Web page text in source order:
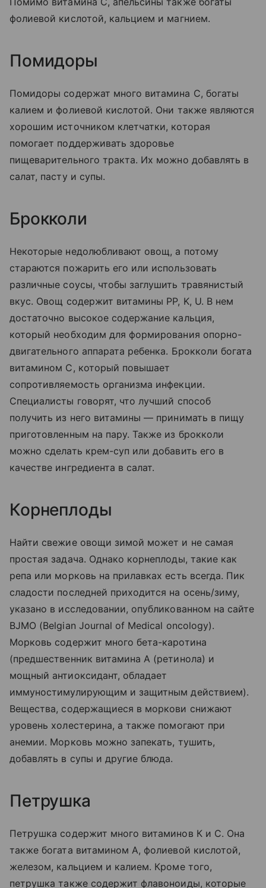
фолиевой кислотой, кальцием и магнием.
Помидоры
Помидоры содержат много витамина C, богаты
калием и фолиевой кислотой. Они также являются
хорошим источником клетчатки, которая
помогает поддерживать здоровье
пищеварительного тракта. Их можно добавлять в
салат, пасту и супы.
Брокколи
Некоторые недолюбливают овощ, а потому
стараются пожарить его или использовать
различные соусы, чтобы заглушить травянистый
вкус. Овощ содержит витамины РР, K, U. В нем
достаточно высокое содержание кальция,
который необходим для формирования опорно-
двигательного аппарата ребенка. Брокколи богата
витамином С, который повышает
сопротивляемость организма инфекции.
Специалисты говорят, что лучший способ
получить из него витамины — принимать в пищу
приготовленным на пару. Также из брокколи
можно сделать крем-суп или добавить его в
качестве ингредиента в салат.
Корнеплоды
Найти свежие овощи зимой может и не самая
простая задача. Однако корнеплоды, такие как
репа или морковь на прилавках есть всегда. Пик
сладости последней приходится на осень/зиму,
указано в исследовании, опубликованном на сайте
BJMO (Belgian Journal of Medical oncology).
Морковь содержит много бета-каротина
(предшественник витамина А (ретинола) и
мощный антиоксидант, обладает
иммуностимулирующим и защитным действием).
Вещества, содержащиеся в моркови снижают
уровень холестерина, а также помогают при
анемии. Морковь можно запекать, тушить,
добавлять в супы и другие блюда.
Петрушка
Петрушка содержит много витаминов К и С. Она
также богата витамином А, фолиевой кислотой,
железом, кальцием и калием. Кроме того,
петрушка также содержит флавоноиды, которые